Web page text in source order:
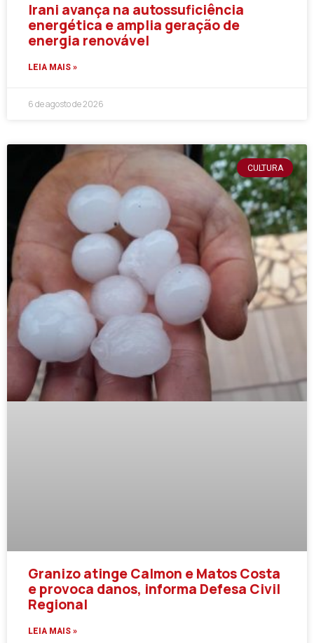
Irani avança na autossuficiência
energética e amplia geração de
energia renovável
LEIA MAIS »
6 de agosto de 2026
CULTURA
Granizo atinge Calmon e Matos Costa
e provoca danos, informa Defesa Civil
Regional
LEIA MAIS »